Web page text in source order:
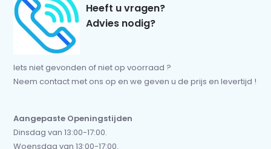
Heeft u vragen?
Advies nodig?
Iets niet gevonden of niet op voorraad ?
Neem contact met ons op en we geven u de prijs en levertijd !
Aangepaste Openingstijden
Dinsdag van 13:00-17:00.
Woensdag van 13:00-17:00.